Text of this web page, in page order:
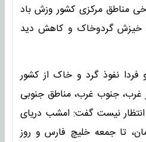
مناطق مرکزی کشور وزش باد
خیزش گردوخاک و کاهش دید
فردا نفوذ گرد و خاک از کشور
غرب، جنوب غرب، مناطق جنوبی
نیست گفت: امشب دریای
تا جمعه خلیچ فارس و روز